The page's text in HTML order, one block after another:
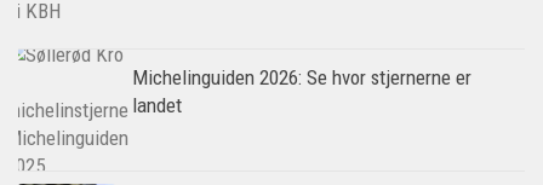
Michelinguiden 2026: Se hvor stjernerne er
landet